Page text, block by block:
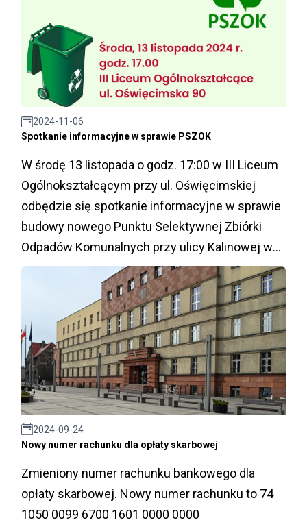
2024-11-06
Spotkanie informacyjne w sprawie PSZOK
W środę 13 listopada o godz. 17:00 w III Liceum
Ogólnokształcącym przy ul. Oświęcimskiej
odbędzie się spotkanie informacyjne w sprawie
budowy nowego Punktu Selektywnej Zbiórki
Odpadów Komunalnych przy ulicy Kalinowej w
Kochłowicach. Zapraszamy!
2024-09-24
Nowy numer rachunku dla opłaty skarbowej
Zmieniony numer rachunku bankowego dla
opłaty skarbowej. Nowy numer rachunku to 74
1050 0099 6700 1601 0000 0000